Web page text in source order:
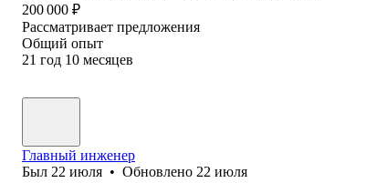
200 000 ₽
Рассматривает предложения
Общий опыт
21 год 10 месяцев
Главный инженер
Был 22 июля • Обновлено 22 июля